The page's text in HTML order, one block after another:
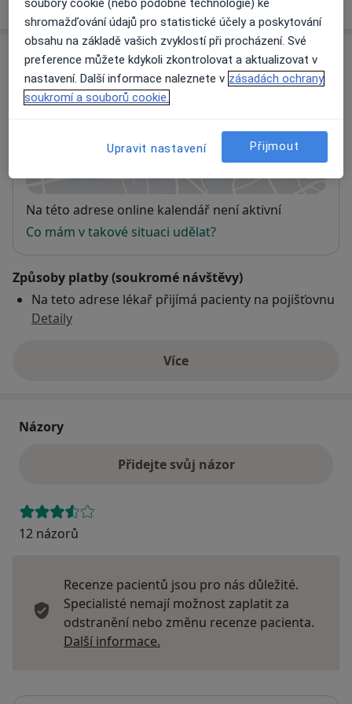
Adresa
Neurologie Dejvice
Dostupnost
Na této adrese online kalendář není aktivní
Co mám v takové situaci udělat?
Způsoby platby (soukromé návštěvy)
Na teto adrese lékař přijímá pacienty na pojišťovnu
Detaily
Víceo adrese
Názory
Přidejte svůj názor
12 názorů
Recenze pacientů jsou pro nás důležité.
Specialisté nemají možnost zaplatit za
odstranění nebo změnu recenze pacienta.
Další informace.
soubory cookie (nebo podobné technologie) ke
shromažďování údajů pro statistické účely a poskytování
obsahu na základě vašich zvyklostí při procházení. Své
preference můžete kdykoli zkontrolovat a aktualizovat v
nastavení. Další informace naleznete v zásadách ochrany
soukromí a souborů cookie.
Upravit nastavení Přijmout